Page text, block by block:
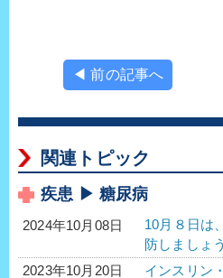
◀ 前の記事へ
関連トピック
疾患 ▶ 糖尿病
2024年10月08日
10月８日は
防しましょう
2023年10月20日
インスリン